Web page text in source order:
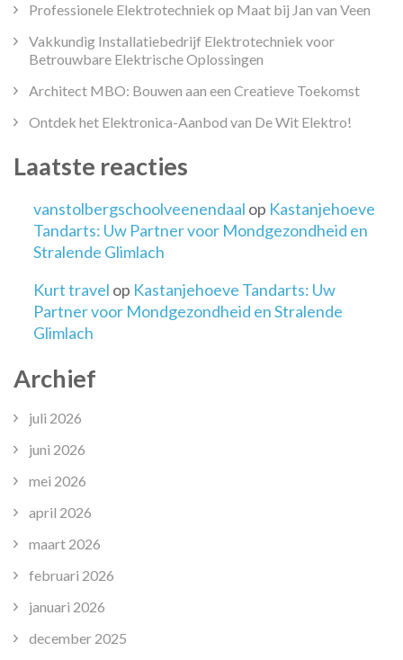
Professionele Elektrotechniek op Maat bij Jan van Veen
Vakkundig Installatiebedrijf Elektrotechniek voor
Betrouwbare Elektrische Oplossingen
Architect MBO: Bouwen aan een Creatieve Toekomst
Ontdek het Elektronica-Aanbod van De Wit Elektro!
Laatste reacties
vanstolbergschoolveenendaal op Kastanjehoeve
Tandarts: Uw Partner voor Mondgezondheid en
Stralende Glimlach
Kurt travel op Kastanjehoeve Tandarts: Uw
Partner voor Mondgezondheid en Stralende
Glimlach
Archief
juli 2026
juni 2026
mei 2026
april 2026
maart 2026
februari 2026
januari 2026
december 2025